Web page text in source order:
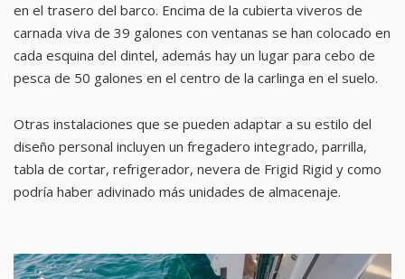
en el trasero del barco. Encima de la cubierta viveros de
carnada viva de 39 galones con ventanas se han colocado en
cada esquina del dintel, además hay un lugar para cebo de
pesca de 50 galones en el centro de la carlinga en el suelo.
Otras instalaciones que se pueden adaptar a su estilo del
diseño personal incluyen un fregadero integrado, parrilla,
tabla de cortar, refrigerador, nevera de Frigid Rigid y como
podría haber adivinado más unidades de almacenaje.